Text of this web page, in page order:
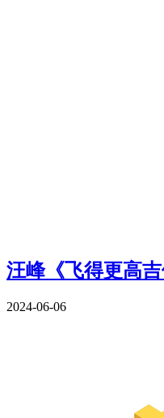
汪峰《飞得更高
2024-06-06